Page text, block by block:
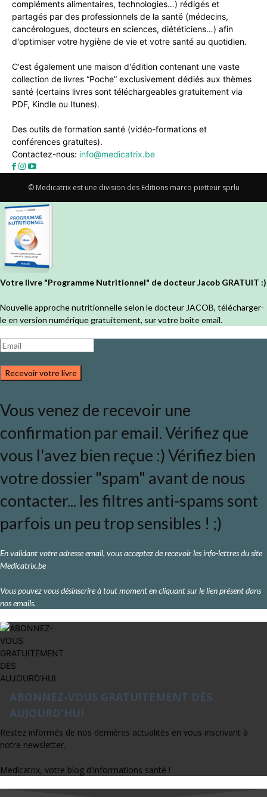
compléments alimentaires, technologies…) rédigés et
partagés par des professionnels de la santé (médecins,
cancérologues, docteurs en sciences, diététiciens…) afin
d'optimiser votre hygiène de vie et votre santé au quotidien.
C'est également une maison d'édition contenant une vaste
collection de livres “Poche” exclusivement dédiés aux thèmes
santé (certains livres sont téléchargeables gratuitement via
PDF, Kindle ou Itunes).
Des outils de formation santé (vidéo-formations et
conférences gratuites).
Contactez-nous: info@medicatrix.be
© Medicatrix est une division des Editions marco pietteur sprlu
Votre livre "Programme Nutritionnel" de docteur Jacob GRATUIT :)
Nouvelle approche nutritionnelle selon le docteur JACOB, télécharger-
le en version numérique gratuitement, sur votre boîte email.
Recevoir votre livre
Vous venez de recevoir une
confirmation par email. Vérifiez que
vous l'avez bien reçue :) Vérifiez bien
votre dossier "spam" avant de nous
contacter... les filtres anti-spams sont
parfois un peu trop sensibles ! ;)
En validant votre adresse email, vous acceptez de recevoir les info-lettres du site
Medicatrix.be
Vous pouvez vous désinscrire à tout moment en cliquant sur le lien présent dans
nos emails.
ABONNEZ-VOUS GRATUITEMENT DÈS
AUJOURD'HUI
Restez informés de nos dernières actualités en vous inscrivant à
notre newsletter.
Medicatrix, votre blog d'informations santé !